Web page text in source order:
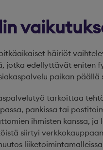
häiriöt
jotka edellyttävät eniten
paikan
tarkoittaa
pankissa tai
ihmisten kanssa,
siirtyi